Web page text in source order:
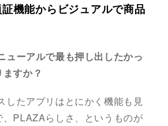
機能からビジュアルで商品
ーアルで最も押し出したかっ
すか？
したアプリはとにかく機能も見
、PLAZAらしさ、というものが